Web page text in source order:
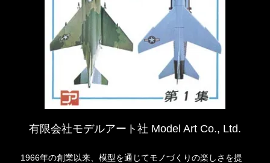
有限会社モデルアート社 Model Art Co., Ltd.
1966年の創業以来、模型を通じてモノづくりの楽しさを提